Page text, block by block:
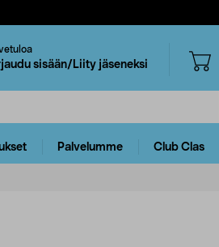
sisään/Liity jäseneksi
Palvelumme Club Clas